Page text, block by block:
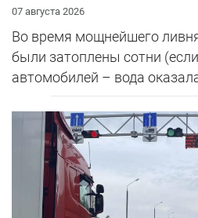
07 августа 2026
Во время мощнейшего
были затоплены сотни
автомобилей – вода